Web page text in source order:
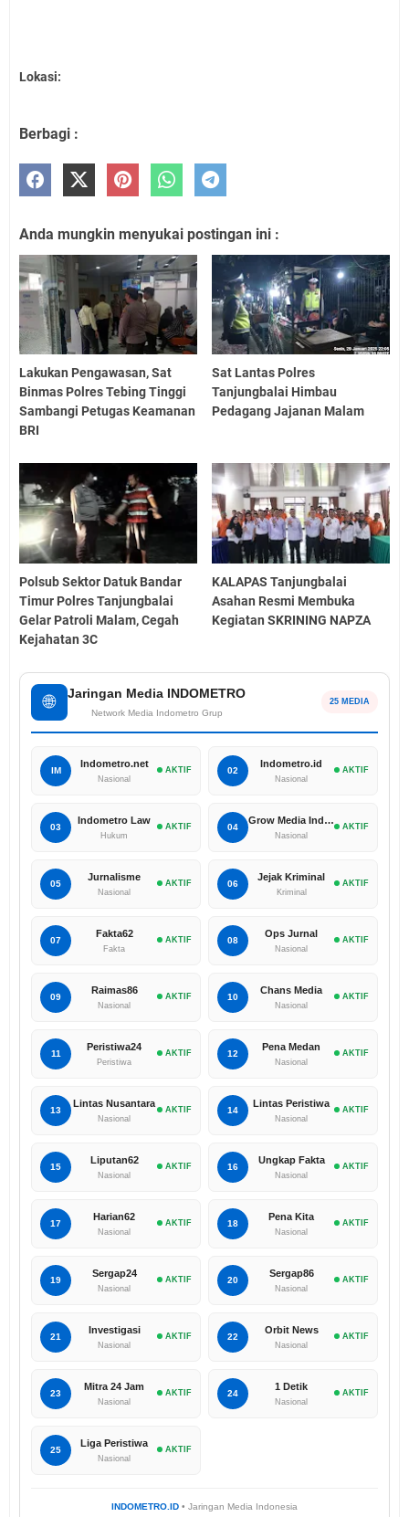
Lokasi:
Berbagi :
Anda mungkin menyukai postingan ini :
Lakukan Pengawasan, Sat
Binmas Polres Tebing Tinggi
Sambangi Petugas Keamanan
BRI
Sat Lantas Polres
Tanjungbalai Himbau
Pedagang Jajanan Malam
Polsub Sektor Datuk Bandar
Timur Polres Tanjungbalai
Gelar Patroli Malam, Cegah
Kejahatan 3C
KALAPAS Tanjungbalai
Asahan Resmi Membuka
Kegiatan SKRINING NAPZA
🌐 Jaringan Media INDOMETRO
Network Media Indometro Grup
25 MEDIA
IM
Indometro.net
Nasional
AKTIF 02
Indometro.id
Nasional
AKTIF
03
Indometro Law
Hukum
AKTIF 04
Grow Media Indonesia
Nasional
AKTIF
05
Jurnalisme
Nasional
AKTIF 06
Jejak Kriminal
Kriminal
AKTIF
07
Fakta62
Fakta
AKTIF 08
Ops Jurnal
Nasional
AKTIF
09
Raimas86
Nasional
AKTIF 10
Chans Media
Nasional
AKTIF
11
Peristiwa24
Peristiwa
AKTIF 12
Pena Medan
Nasional
AKTIF
13
Lintas Nusantara
Nasional
AKTIF 14
Lintas Peristiwa
Nasional
AKTIF
15
Liputan62
Nasional
AKTIF 16
Ungkap Fakta
Nasional
AKTIF
17
Harian62
Nasional
AKTIF 18
Pena Kita
Nasional
AKTIF
19
Sergap24
Nasional
AKTIF 20
Sergap86
Nasional
AKTIF
21
Investigasi
Nasional
AKTIF 22
Orbit News
Nasional
AKTIF
23
Mitra 24 Jam
Nasional
AKTIF 24
1 Detik
Nasional
AKTIF
25
Liga Peristiwa
Nasional
AKTIF
INDOMETRO.ID • Jaringan Media Indonesia